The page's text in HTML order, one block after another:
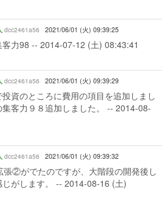
dcc2461a56 2021/06/01 (火) 09:39:25
98 -- 2014-07-12 (土) 08:43:41
dcc2461a56 2021/06/01 (火) 09:39:29
資のところに費用の項目を追加しまし
客力９８追加しました。 -- 2014-08-
dcc2461a56 2021/06/01 (火) 09:39:32
張②がでたのですが、大階段の開発後し
がします。 -- 2014-08-16 (土)